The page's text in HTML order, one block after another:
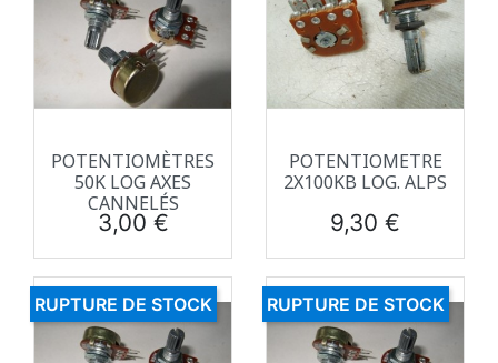
POTENTIOMÈTRES
50K LOG AXES
CANNELÉS
Prix
3,00 €
POTENTIOMETRE
2X100KB LOG. ALPS
Prix
9,30 €
RUPTURE DE STOCK RUPTURE DE STOCK